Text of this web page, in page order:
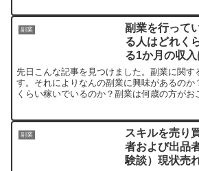
「外れなしの現金配りサイトだよ！
ととんでもないサイトへ誘導されま
の分リスクがあります。近年闇バイ
者のなかで騒がれつつあります。「
ないで日々努力することが収入に繋
副業
副業を行って
る人はどれく
る1か月の収入
先日こんな記事を見つけました。副業に関す
す。それによりなんの副業に興味があるのか
くらい稼いでいるのか？副業は何歳の方がお
副業
スキルを売り
者および出品
験談）現状売